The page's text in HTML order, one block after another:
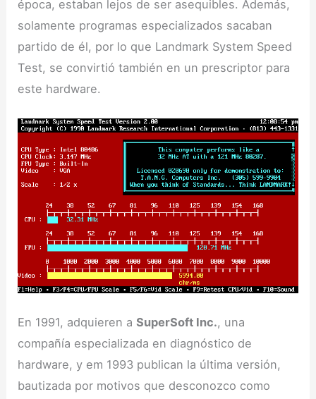
época, estaban lejos de ser asequibles. Además,
solamente programas especializados sacaban
partido de él, por lo que Landmark System Speed
Test, se convirtió también en un prescriptor para
este hardware.
En 1991, adquieren aSuperSoft Inc., una
compañía especializada en diagnóstico de
hardware, y em 1993 publican la última versión,
bautizada por motivos que desconozco como